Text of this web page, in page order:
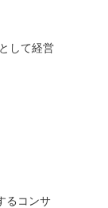
して経営
るコンサ